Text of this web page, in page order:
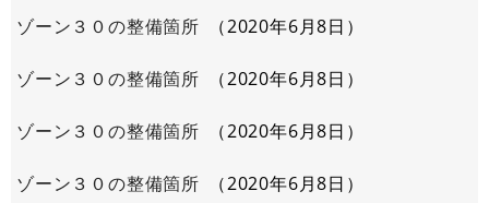
ゾーン３０の整備箇所 2020年6月8日
ゾーン３０の整備箇所 2020年6月8日
ゾーン３０の整備箇所 2020年6月8日
ゾーン３０の整備箇所 2020年6月8日